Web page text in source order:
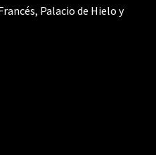
Palacio de Hielo y